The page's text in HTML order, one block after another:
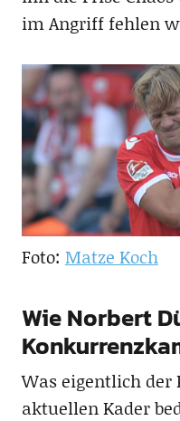
im Angriff fehlen
Foto: Matze Koch
Wie Norbert
Was eigentlich
aktuellen Kader